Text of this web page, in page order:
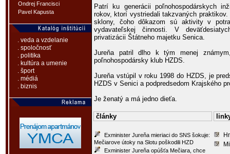
Ondrej Francisci
Pavel Kapusta
. veda a vzdelanie
. spoločnosť
. politika
. kultúra a umenie
. šport
. médiá
. biznis
Patrí ku generácii poľnohospodárskych
rokov, ktorí vystriedali takzvaných
sklony, čoho dôkazom sú aktivity v
vydavateľskej činnosti. V
privatizácii Štátneho majetku Senica.
Jureňa patril dlho k tým menej
poľnohospodársky klub HZDS.
Jureňa vstúpil v roku 1998 do HZDS, je
HZDS v Senici a podpredsedom Krajského
Je ženatý a má jedno dieťa.
články
Exminister Jureňa mieriaci do SNS šokuje:
Mečiarove útoky na Slotu poškodili HZD
Exminister Jureňa opúšťa Mečiara, chce